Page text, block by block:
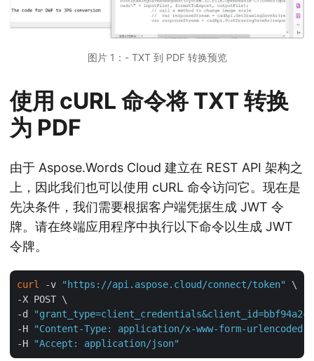
图片 1：- TXT 到 PDF 转换预览
使用 cURL 命令将 TXT 转换
为 PDF
由于 Aspose.Words Cloud 建立在 REST API 架构之
上，因此我们也可以使用 cURL 命令访问它。现在是
先决条件，我们需要根据客户端凭据生成 JWT 令
牌。请在终端应用程序中执行以下命令以生成 JWT
令牌。
curl -v "https://api.aspose.cloud/connect/token"
\
-X POST \
-d
"grant_type=client_credentials&client_id=bbf94a2c-
-H
"Content-Type: application/x-www-form-urlencoded"
-H
"Accept: application/json"